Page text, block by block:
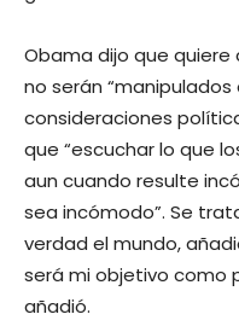
Obama dijo que quiere
no serán
consideraciones
que “escuchar lo que
aun cuando resulte
sea incómodo”. Se
verdad el mundo,
será mi objetivo como
añadió.